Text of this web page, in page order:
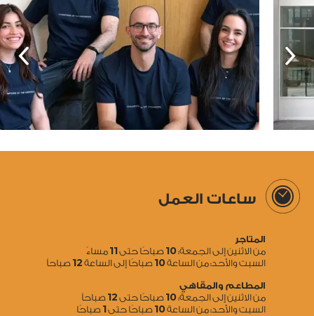
ساعات العمل
المتاجر
من الاثنين إلى الجمعة:10 صباحًا حتى11 مساءً
السبت والأحد: من الساعة10 صباحًا إلى الساعة 12 صباحاً
المطاعم والمقاهي
من الاثنين إلى الجمعة:10 صباحًا حتى 12 صباحاً
السبت والأحد: من الساعة10 صباحًا حتى1 صباحًا